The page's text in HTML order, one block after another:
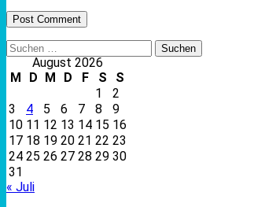
Suchen
nach:August 2026
M
D M D F S
S
1
2
3
4 5 6 7 8
9
10 11 12 13 14 15 16
17 18 19 20 21 22 23
24 25 26 27 28 29 30
31
« Juli